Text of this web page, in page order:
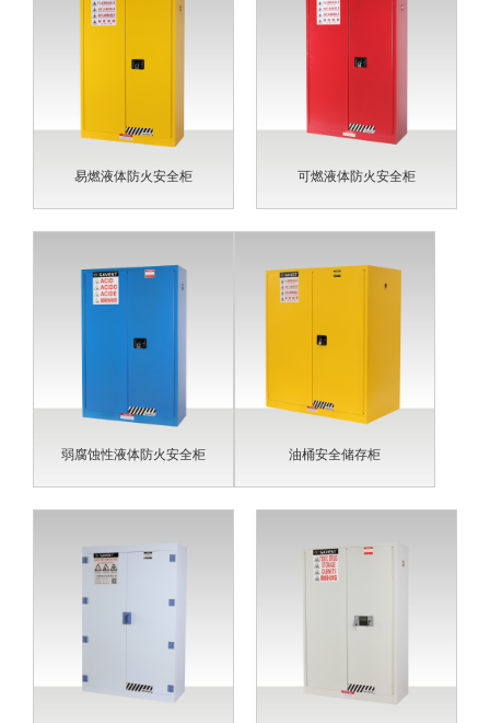
易燃液体防火安全柜 可燃液体防火安全柜
弱腐蚀性液体防火安全柜 油桶安全储存柜